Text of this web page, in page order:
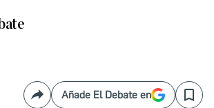
CompartirAñade El Debate en Save